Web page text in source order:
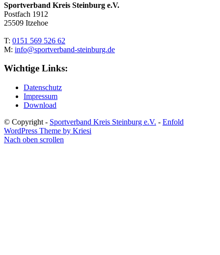
Sportverband Kreis Steinburg e.V.
Postfach 1912
25509 Itzehoe
T: 0151 569 526 62
M: info@sportverband-steinburg.de
Wichtige Links:
Datenschutz
Impressum
Download
© Copyright - Sportverband Kreis Steinburg e.V. - Enfold
WordPress Theme by Kriesi
Nach oben scrollen